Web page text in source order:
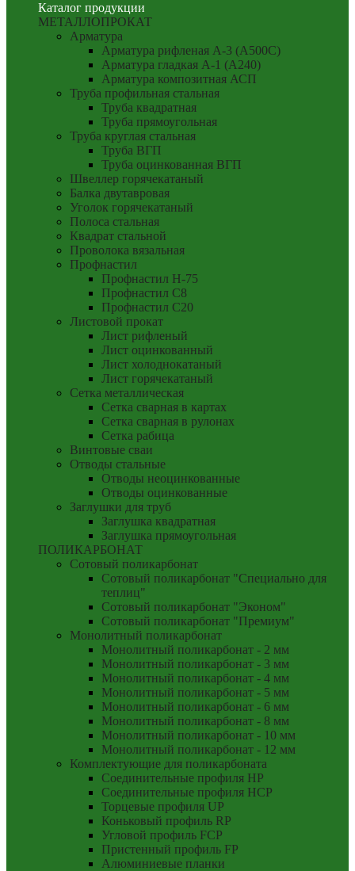
Каталог продукции
МЕТАЛЛОПРОКАТ
Арматура
Арматура рифленая А-3 (А500С)
Арматура гладкая А-1 (А240)
Арматура композитная АСП
Труба профильная стальная
Труба квадратная
Труба прямоугольная
Труба круглая стальная
Труба ВГП
Труба оцинкованная ВГП
Швеллер горячекатаный
Балка двутавровая
Уголок горячекатаный
Полоса стальная
Квадрат стальной
Проволока вязальная
Профнастил
Профнастил Н-75
Профнастил С8
Профнастил С20
Листовой прокат
Лист рифленый
Лист оцинкованный
Лист холоднокатаный
Лист горячекатаный
Сетка металлическая
Сетка сварная в картах
Сетка сварная в рулонах
Сетка рабица
Винтовые сваи
Отводы стальные
Отводы неоцинкованные
Отводы оцинкованные
Заглушки для труб
Заглушка квадратная
Заглушка прямоугольная
ПОЛИКАРБОНАТ
Сотовый поликарбонат
Сотовый поликарбонат "Специально для
теплиц"
Сотовый поликарбонат "Эконом"
Сотовый поликарбонат "Премиум"
Монолитный поликарбонат
Монолитный поликарбонат - 2 мм
Монолитный поликарбонат - 3 мм
Монолитный поликарбонат - 4 мм
Монолитный поликарбонат - 5 мм
Монолитный поликарбонат - 6 мм
Монолитный поликарбонат - 8 мм
Монолитный поликарбонат - 10 мм
Монолитный поликарбонат - 12 мм
Комплектующие для поликарбоната
Соединительные профиля HP
Соединительные профиля HCP
Торцевые профиля UP
Коньковый профиль RP
Угловой профиль FCP
Пристенный профиль FP
Алюминиевые планки